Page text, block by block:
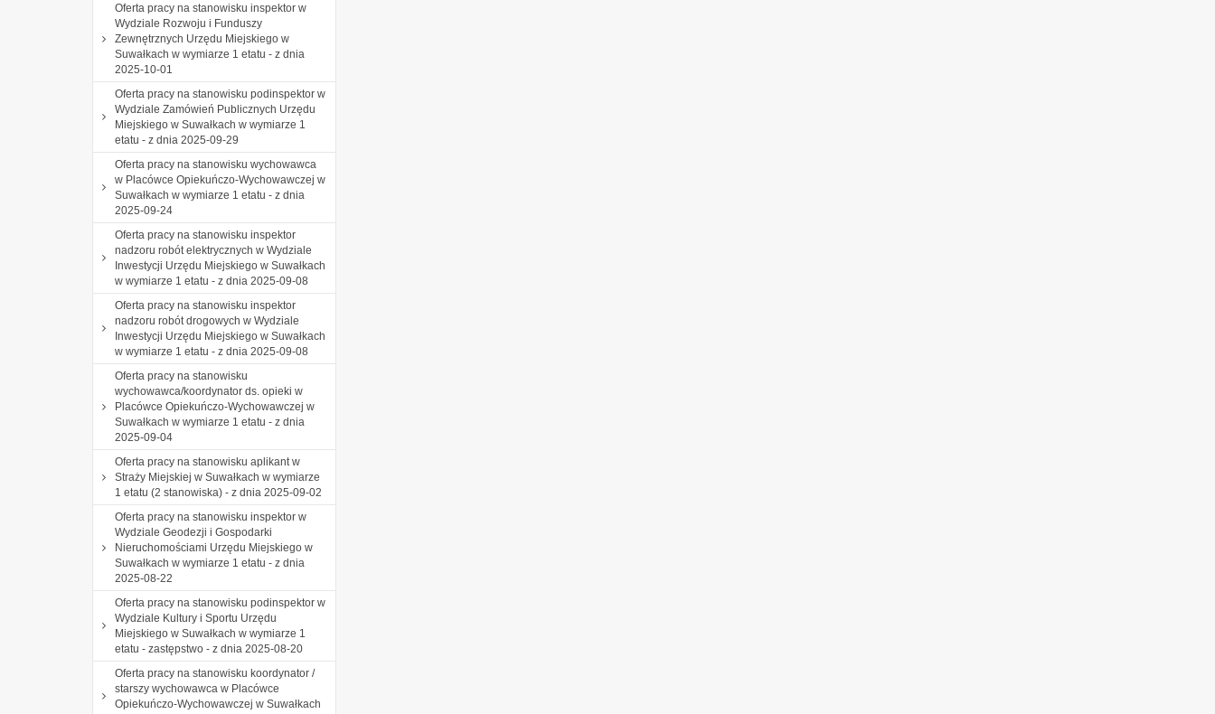
Oferta pracy na stanowisku inspektor w
Wydziale Rozwoju i Funduszy
Zewnętrznych Urzędu Miejskiego w
Suwałkach w wymiarze 1 etatu - z dnia
2025-10-01
Oferta pracy na stanowisku podinspektor w
Wydziale Zamówień Publicznych Urzędu
Miejskiego w Suwałkach w wymiarze 1
etatu - z dnia 2025-09-29
Oferta pracy na stanowisku wychowawca
w Placówce Opiekuńczo-Wychowawczej w
Suwałkach w wymiarze 1 etatu - z dnia
2025-09-24
Oferta pracy na stanowisku inspektor
nadzoru robót elektrycznych w Wydziale
Inwestycji Urzędu Miejskiego w Suwałkach
w wymiarze 1 etatu - z dnia 2025-09-08
Oferta pracy na stanowisku inspektor
nadzoru robót drogowych w Wydziale
Inwestycji Urzędu Miejskiego w Suwałkach
w wymiarze 1 etatu - z dnia 2025-09-08
Oferta pracy na stanowisku
wychowawca/koordynator ds. opieki w
Placówce Opiekuńczo-Wychowawczej w
Suwałkach w wymiarze 1 etatu - z dnia
2025-09-04
Oferta pracy na stanowisku aplikant w
Straży Miejskiej w Suwałkach w wymiarze
1 etatu (2 stanowiska) - z dnia 2025-09-02
Oferta pracy na stanowisku inspektor w
Wydziale Geodezji i Gospodarki
Nieruchomościami Urzędu Miejskiego w
Suwałkach w wymiarze 1 etatu - z dnia
2025-08-22
Oferta pracy na stanowisku podinspektor w
Wydziale Kultury i Sportu Urzędu
Miejskiego w Suwałkach w wymiarze 1
etatu - zastępstwo - z dnia 2025-08-20
Oferta pracy na stanowisku koordynator /
starszy wychowawca w Placówce
Opiekuńczo-Wychowawczej w Suwałkach